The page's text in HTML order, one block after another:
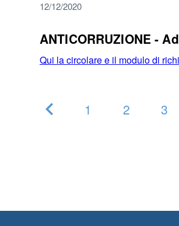
12/12/2020
ANTICORRUZIONE -
Qui la circolare e il modulo di
Precedente
1 2 3